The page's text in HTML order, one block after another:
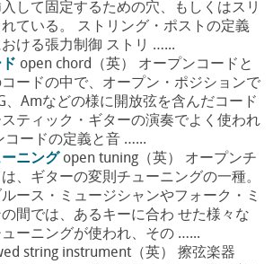
して固定するための穴、もしくはスリ
ている。 ストリング・ポストの定義
ける張力制御 ストリ …...
open chord（英） オープンコードと
ードの中で、オープン・ポジションで
、Amなどの様に開放弦を含んだコード
ティック・ギターの演奏でよく使われ
コードの定義と音 …...
ニング open tuning（英） オープンチ
、ギターの変則チューニングの一種。
ース・ミュージシャンやフォーク・ミ
間では、あるキーに合わ せた様々な
ーニングが使われ、その …...
string instrument（英） 擦弦楽器